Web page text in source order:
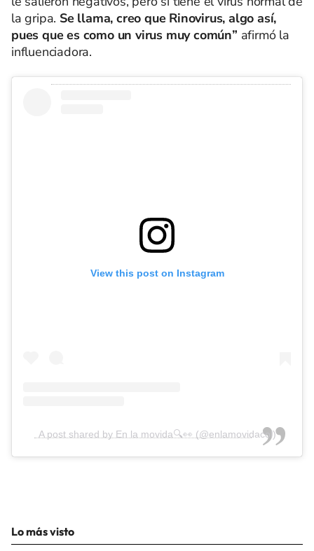
la gripa. Se llama, creo que Rinovirus, algo así,
pues que es como un virus muy común” afirmó la
influenciadora.
View this post on Instagram
A post shared by En la movida🔍👀 (@enlamovidacol)
Lo más visto